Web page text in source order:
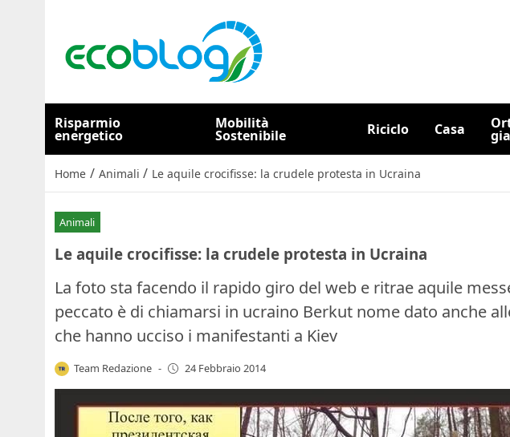
Risparmio
energetico
Mobilità
Sostenibile Riciclo Casa
Home / Animali / Le aquile crocifisse: la crudele protesta in Ucraina
Animali
Le aquile crocifisse: la crudele protesta in Ucraina
La foto sta facendo il rapido giro del web e ritrae aquile
peccato è di chiamarsi in ucraino Berkut nome dato anche
che hanno ucciso i manifestanti a Kiev
Team Redazione - 24 Febbraio 2014